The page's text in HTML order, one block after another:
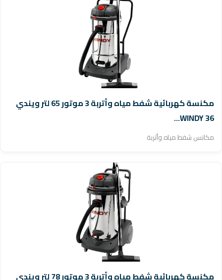
مكنسة كهربائية شفط مياه وأتربة 3 موتور 65 لتر ويندي
WINDY 36...
مكانس شفط مياه وأتربة
مكنسة كهربائية شفط مياه وأتربة 3 موتور 78 لتر ويندي